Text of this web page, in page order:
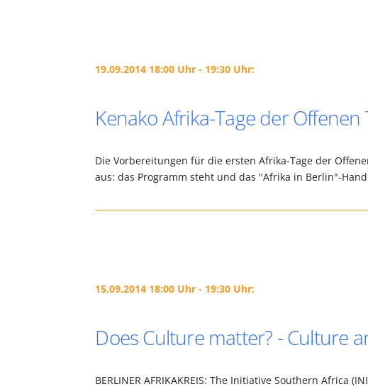
19.09.2014 18:00 Uhr - 19:30 Uhr:
Kenako Afrika-Tage der
Die Vorbereitungen für die ersten Afrika-Tage der
aus: das Programm steht und das "Afrika in Berlin"-
15.09.2014 18:00 Uhr - 19:30 Uhr:
Does Culture matter? - Culture
BERLINER AFRIKAKREIS: The Initiative Southern Africa